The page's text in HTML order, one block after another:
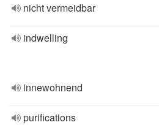
nicht vermeidbar
indwelling
innewohnend
purifications